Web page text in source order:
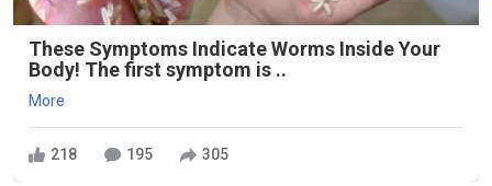
These Symptoms Indicate Worms Inside Your
Body! The first symptom is ..
More
218 195 305